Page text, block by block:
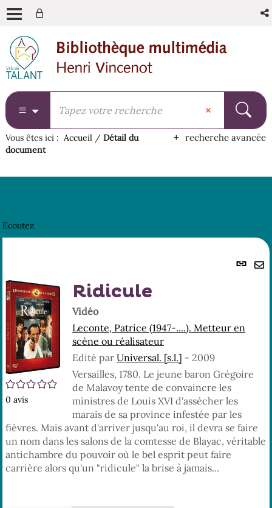
menu
contenu
recherche
recherche avancée
Vous êtes ici : Accueil / Détail du
document
Ecoutez
/5
0 avis
Ridicule
Vidéo
Leconte, Patrice (1947-....). Metteur en
scène ou réalisateur
Edité par Universal. [s.l.] - 2009
Versailles, 1780. Le jeune baron Grégoire
de Malavoy tente de convaincre les
ministres de Louis XVI d'assécher les
marais de sa province infestée par les
fièvres. Mais avant d'arriver jusqu'au roi, il devra se faire
un nom dans les salons de la comtesse de Blayac, véritable
antichambre du pouvoir où le bel esprit peut faire
carrière alors qu'un "ridicule" la brise à jamais...